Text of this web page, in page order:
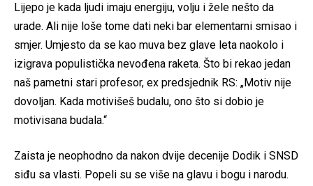
Lijepo je kada ljudi imaju energiju, volju i žele nešto da
urade. Ali nije loše tome dati neki bar elementarni smisao i
smjer. Umjesto da se kao muva bez glave leta naokolo i
izigrava populistička nevođena raketa. Što bi rekao jedan
naš pametni stari profesor, ex predsjednik RS: „Motiv nije
dovoljan. Kada motivišeš budalu, ono što si dobio je
motivisana budala.“
Zaista je neophodno da nakon dvije decenije Dodik i SNSD
siđu sa vlasti. Popeli su se više na glavu i bogu i narodu.